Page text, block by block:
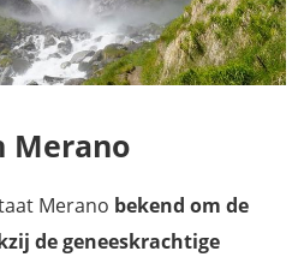
Merano
Merano bekend om de
de geneeskrachtige